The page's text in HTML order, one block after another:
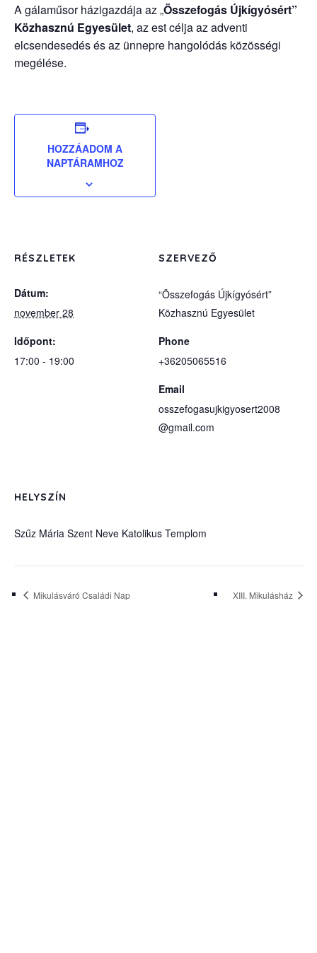
A gálaműsor házigazdája az „Összefogás Újkígyósért”
Közhasznú Egyesület, az est célja az adventi
elcsendesedés és az ünnepre hangolódás közösségi
megélése.
HOZZÁADOM A
NAPTÁRAMHOZ
RÉSZLETEK
Dátum:
november 28
Időpont:
17:00 - 19:00
SZERVEZŐ
“Összefogás Újkígyósért”
Közhasznú Egyesület
Phone
+36205065516
Email
osszefogasujkigyosert2008
@gmail.com
HELYSZÍN
Szűz Mária Szent Neve Katolikus Templom
Mikulásváró Családi Nap XIII. Mikulásház